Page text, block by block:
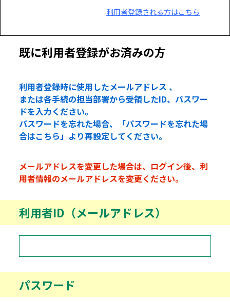
利用者登録される方はこちら
既に利用者登録がお済みの方
利用者登録時に使用したメールアドレス 、
または各手続の担当部署から受領したID、パスワー
ドを入力ください。
パスワードを忘れた場合、「パスワードを忘れた場
合はこちら」より再設定してください。
メールアドレスを変更した場合は、ログイン後、利
用者情報のメールアドレスを変更ください。
利用者ID（メールアドレス）
パスワード